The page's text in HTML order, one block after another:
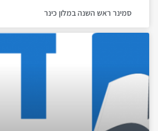
סמינר ראש השנה במלון כינר